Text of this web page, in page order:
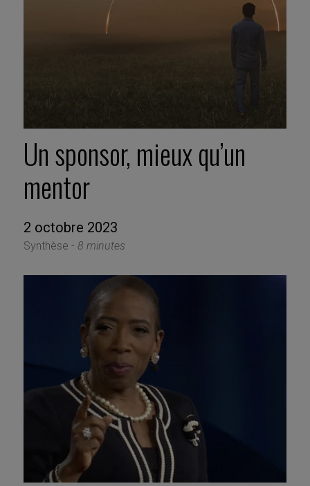
Un sponsor, mieux qu’un
mentor
2 octobre 2023
Synthèse - 8 minutes